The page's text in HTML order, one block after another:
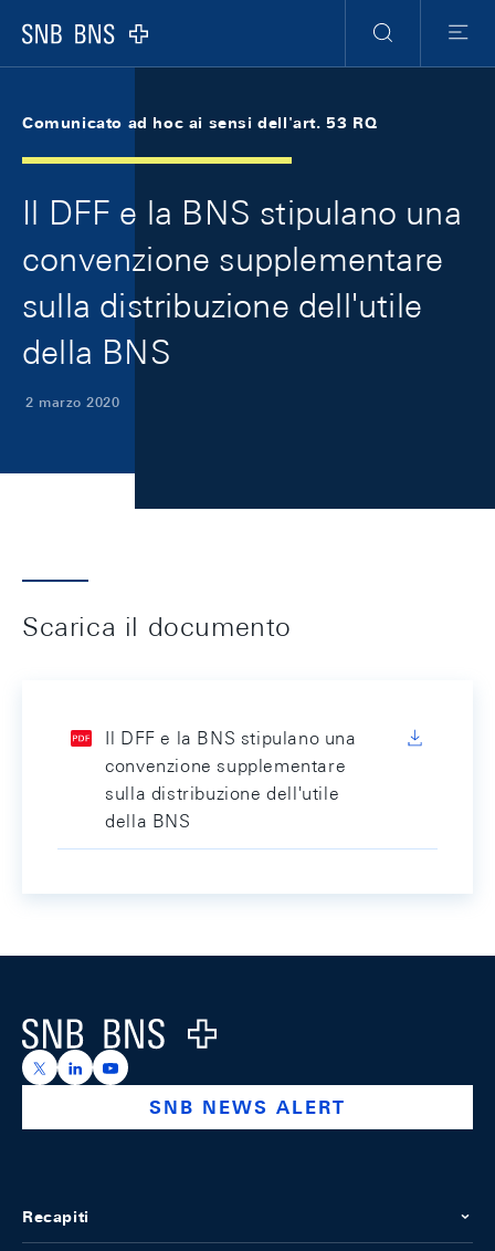
Logo
Ricerca
Menu
Comunicato ad hoc ai sensi dell'art. 53 RQ
Il DFF e la BNS stipulano una
convenzione supplementare
sulla distribuzione dell'utile
della BNS
2 marzo 2020
Scarica il documento
Il DFF e la BNS stipulano una
convenzione supplementare
sulla distribuzione dell'utile
della BNS
Logo
https://x.com/snb_bns
https://ch.linkedin.com/company/swiss-national-
https://www.youtube.com/@swissnationalbank
SNB NEWS ALERT
Recapiti